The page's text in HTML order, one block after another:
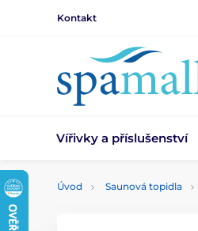
Kontakt
Vířivky a příslušenství
Úvod Saunová topidla